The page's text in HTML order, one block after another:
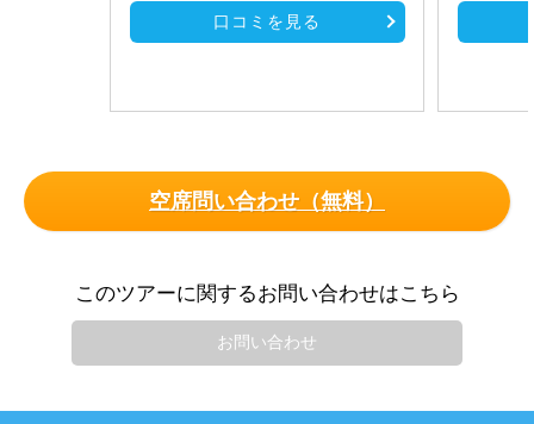
口コミを見る
空席問い合わせ（無料）
このツアーに関するお問い合わせはこちら
お問い合わせ